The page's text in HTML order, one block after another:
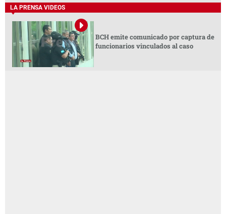
LA PRENSA VIDEOS
BCH emite comunicado por captura de
funcionarios vinculados al caso